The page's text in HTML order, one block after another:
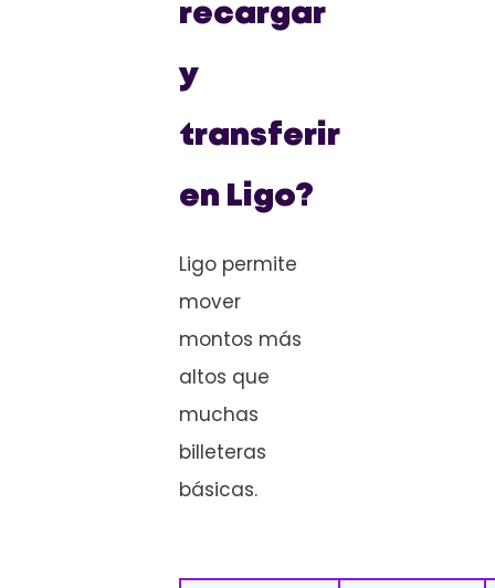
recargar
y
transferir
en Ligo?
Ligo permite
mover
montos más
altos que
muchas
billeteras
básicas.